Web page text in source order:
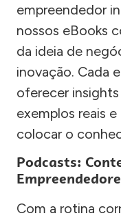
empreendedor
nossos eBooks
da ideia de
inovação. Cada
oferecer
exemplos reais
colocar o
Podcasts:
Com a rotina